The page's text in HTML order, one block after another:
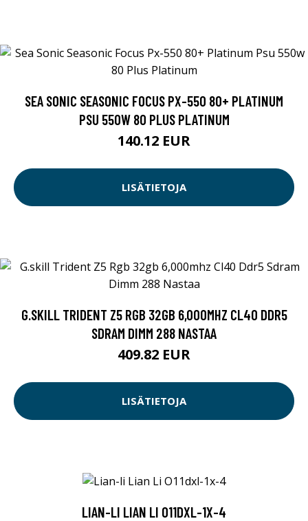
SEA SONIC SEASONIC FOCUS PX-550 80+ PLATINUM
PSU 550W 80 PLUS PLATINUM
140.12 EUR
LISÄTIETOJA
G.SKILL TRIDENT Z5 RGB 32GB 6,000MHZ CL40 DDR5
SDRAM DIMM 288 NASTAA
409.82 EUR
LISÄTIETOJA
LIAN-LI LIAN LI O11DXL-1X-4